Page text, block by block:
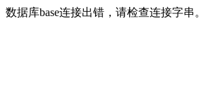
数据库base连接出错，请检查连接字串。